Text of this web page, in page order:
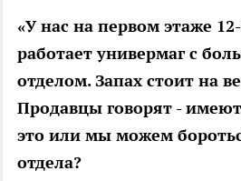
«У нас на первом этаже
работает универмаг с
отделом. Запах стоит на
Продавцы говорят -
это или мы можем
отдела?